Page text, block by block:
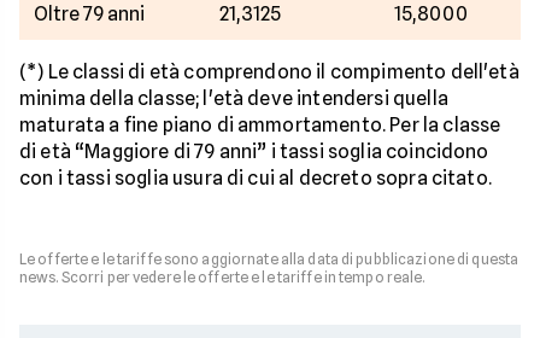
Oltre 79 anni 21,3125 15,8000
(*) Le classi di età comprendono il compimento dell'età
minima della classe; l'età deve intendersi quella
maturata a fine piano di ammortamento. Per la classe
di età “Maggiore di 79 anni” i tassi soglia coincidono
con i tassi soglia usura di cui al decreto sopra citato.
Le offerte e le tariffe sono aggiornate alla data di pubblicazione di questa
news. Scorri per vedere le offerte e le tariffe in tempo reale.